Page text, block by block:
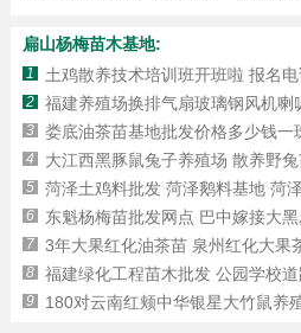
扁山杨梅苗木基地:
1 土鸡散养技术培训班开班啦 报名
2 福建养殖场换排气扇玻璃钢风机喇
3 娄底油茶苗基地批发价格多少钱一
4 大江西黑豚鼠兔子养殖场 散养野
5 菏泽土鸡料批发 菏泽鹅料基地 菏
6 东魁杨梅苗批发网点 巴中嫁接大
7 3年大果红化油茶苗 泉州红化大果
8 福建绿化工程苗木批发 公园学校
9 180对云南红颊中华银星大竹鼠养